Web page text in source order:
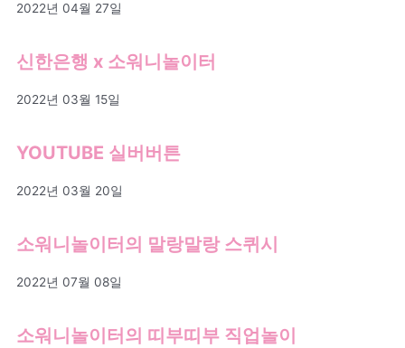
2022년 04월 27일
신한은행 x 소워니놀이터
2022년 03월 15일
YOUTUBE 실버버튼
2022년 03월 20일
소워니놀이터의 말랑말랑 스퀴시
2022년 07월 08일
소워니놀이터의 띠부띠부 직업놀이